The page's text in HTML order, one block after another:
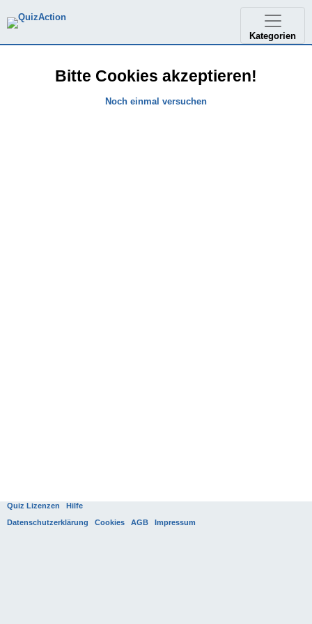
Kategorien
Bitte Cookies akzeptieren!
Noch einmal versuchen
Quiz Lizenzen
Hilfe
Datenschutzerklärung
Cookies AGB Impressum